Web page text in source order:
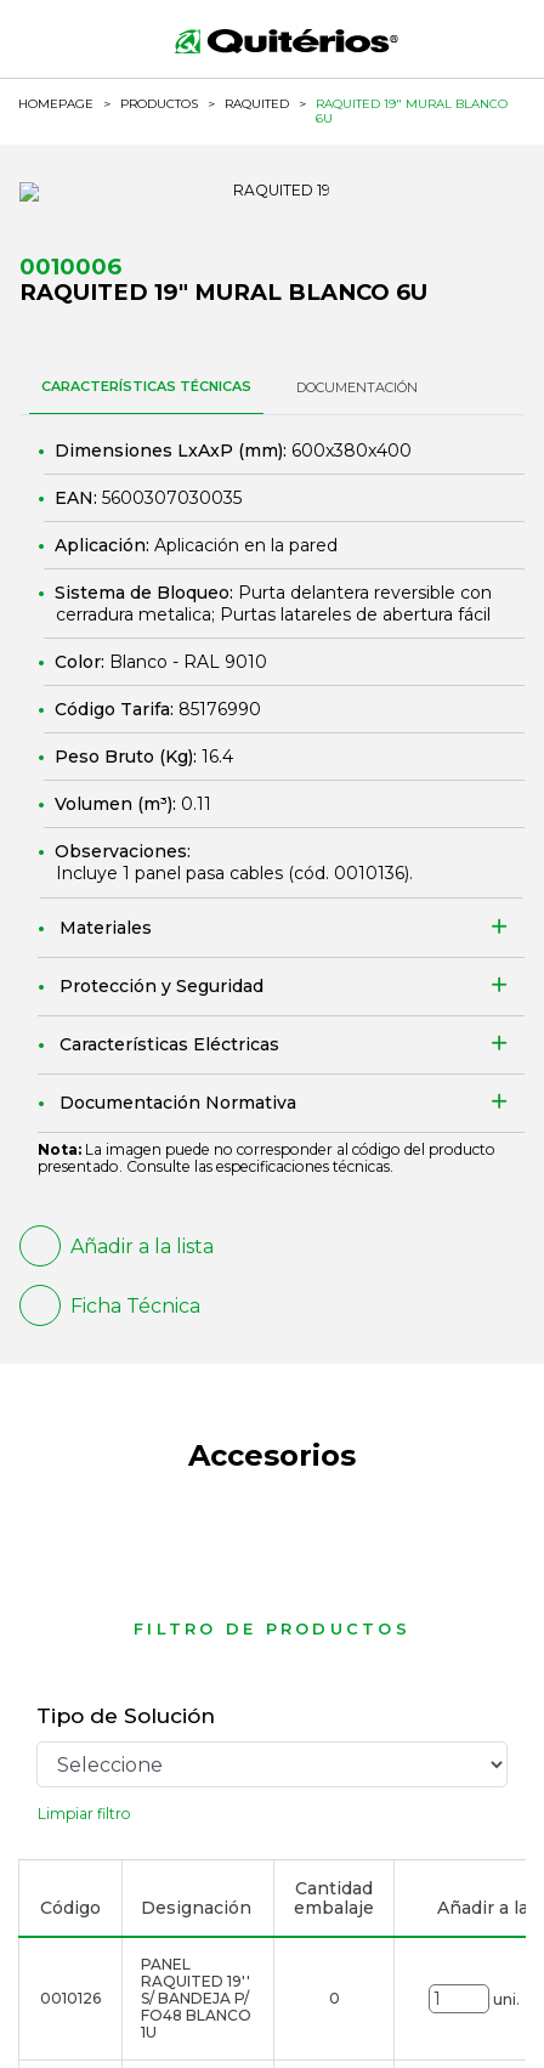
HOMEPAGE > PRODUCTOS > RAQUITED >
RAQUITED 19" MURAL BLANCO
6U
0010006
RAQUITED 19" MURAL BLANCO 6U
CARACTERÍSTICAS TÉCNICAS DOCUMENTACIÓN
Dimensiones LxAxP (mm): 600x380x400
EAN: 5600307030035
Aplicación: Aplicación en la pared
Sistema de Bloqueo: Purta delantera reversible con
cerradura metalica; Purtas latareles de abertura fácil
Color: Blanco - RAL 9010
Código Tarifa: 85176990
Peso Bruto (Kg): 16.4
Volumen (m³): 0.11
Observaciones:
Incluye 1 panel pasa cables (cód. 0010136).
Materiales
Protección y Seguridad
Características Eléctricas
Documentación Normativa
Nota: La imagen puede no corresponder al código del producto
presentado. Consulte las especificaciones técnicas.
Añadir a la lista
Ficha Técnica
Accesorios
FILTRO DE PRODUCTOS
Tipo de Solución
Limpiar filtro
Código Designación
Cantidad
embalaje
Añadir a la
0010126
PANEL
RAQUITED 19''
S/ BANDEJA P/
FO48 BLANCO
1U
0 uni.